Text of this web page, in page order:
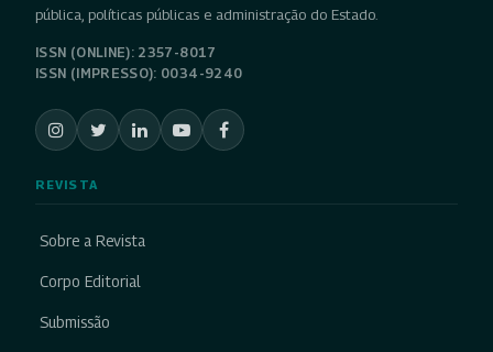
pública, políticas públicas e administração do Estado.
ISSN (ONLINE): 2357-8017
ISSN (IMPRESSO): 0034-9240
REVISTA
Sobre a Revista
Corpo Editorial
Submissão